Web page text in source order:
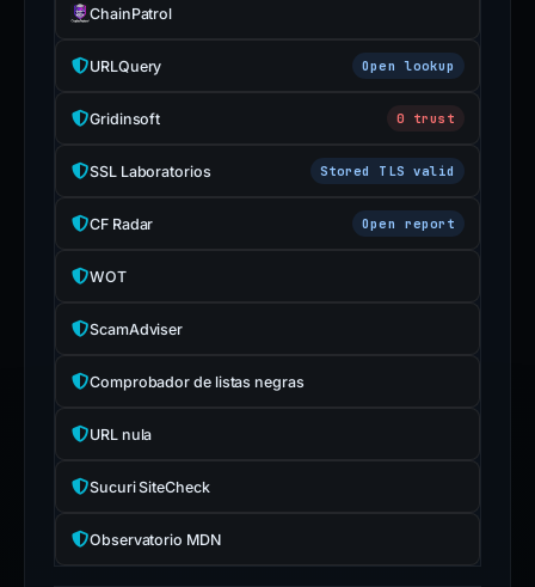
ChainPatrol
URLQuery Open lookup
Gridinsoft 0 trust
SSL Laboratorios Stored TLS valid
CF Radar Open report
WOT
ScamAdviser
Comprobador de listas negras
URL nula
Sucuri SiteCheck
Observatorio MDN